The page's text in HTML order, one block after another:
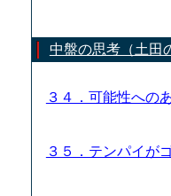
中盤の思考（土田
３４．可能性への
３５．テンパイが